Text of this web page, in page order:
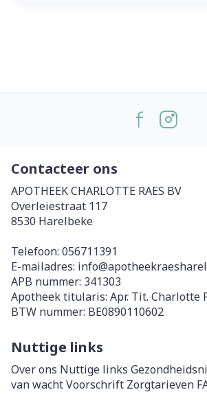
Contacteer ons
APOTHEEK CHARLOTTE RAES BV
Overleiestraat 117
8530 Harelbeke
Telefoon: 056711391
E-mailadres: info@
APB nummer: 341303
Apotheek titularis: Apr. Tit. Charlotte
BTW nummer: BE0890110602
Nuttige links
Over ons Nuttige links
van wachtVoorschrift Zorgtarieven